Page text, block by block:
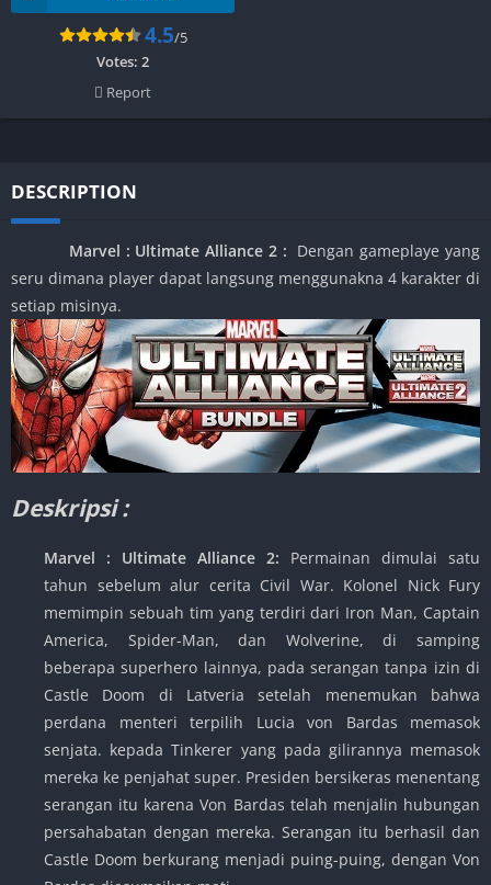
4.5/5
Votes: 2
Report
DESCRIPTION
Marvel : Ultimate Alliance 2 : Dengan gameplaye yang
seru dimana player dapat langsung menggunakna 4 karakter di
setiap misinya.
Deskripsi :
Marvel : Ultimate Alliance 2: Permainan dimulai satu
tahun sebelum alur cerita Civil War. Kolonel Nick Fury
memimpin sebuah tim yang terdiri dari Iron Man, Captain
America, Spider-Man, dan Wolverine, di samping
beberapa superhero lainnya, pada serangan tanpa izin di
Castle Doom di Latveria setelah menemukan bahwa
perdana menteri terpilih Lucia von Bardas memasok
senjata. kepada Tinkerer yang pada gilirannya memasok
mereka ke penjahat super. Presiden bersikeras menentang
serangan itu karena Von Bardas telah menjalin hubungan
persahabatan dengan mereka. Serangan itu berhasil dan
Castle Doom berkurang menjadi puing-puing, dengan Von